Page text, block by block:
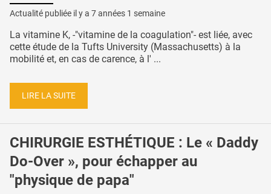
Actualité publiée il y a 7 années 1 semaine
La vitamine K, -"vitamine de la coagulation"- est liée, avec
cette étude de la Tufts University (Massachusetts) à la
mobilité et, en cas de carence, à l' ...
LIRE LA SUITE
CHIRURGIE ESTHÉTIQUE : Le « Daddy
Do-Over », pour échapper au
"physique de papa"